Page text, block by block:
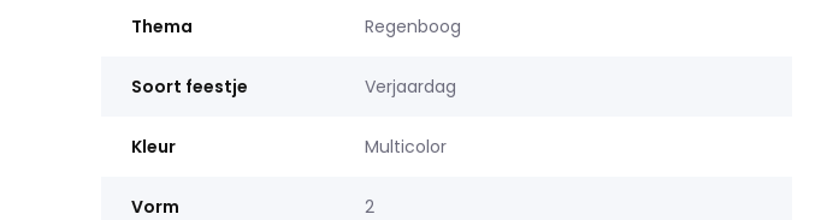
Thema Regenboog
Soort feestje Verjaardag
Kleur Multicolor
Vorm 2